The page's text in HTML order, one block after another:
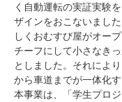
く自動運転の実証実験
ザインをおこないまし
しくおむすび屋がオー
チーフにして小さなき
としました。それによ
から車道までが一体化
本事業は、「学生プロ